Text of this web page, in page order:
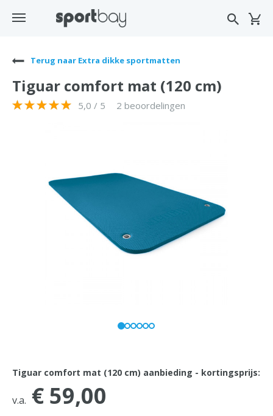
Terug naar Extra dikke sportmatten
Tiguar comfort mat (120 cm)
5,0 / 5 2 beoordelingen
Tiguar comfort mat (120 cm) aanbieding - kortingsprijs:
v.a. € 59,00